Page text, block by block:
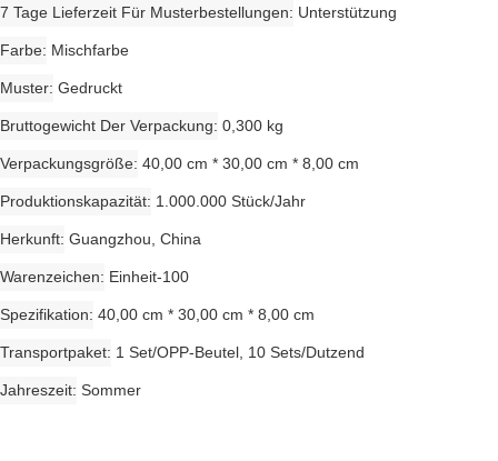
7 Tage Lieferzeit Für Musterbestellungen Unterstützung
Farbe Mischfarbe
Muster Gedruckt
Bruttogewicht Der Verpackung 0,300 kg
Verpackungsgröße 40,00 cm * 30,00 cm * 8,00 cm
Produktionskapazität 1.000.000 Stück/Jahr
Herkunft Guangzhou, China
Warenzeichen Einheit-100
Spezifikation 40,00 cm * 30,00 cm * 8,00 cm
Transportpaket 1 Set/OPP-Beutel, 10 Sets/Dutzend
Jahreszeit Sommer